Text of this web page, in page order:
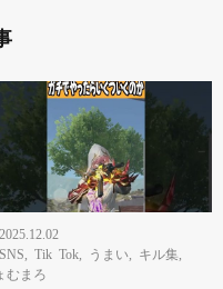
2025.12.02
SNS
Tik Tok うまい キル集
むまろ